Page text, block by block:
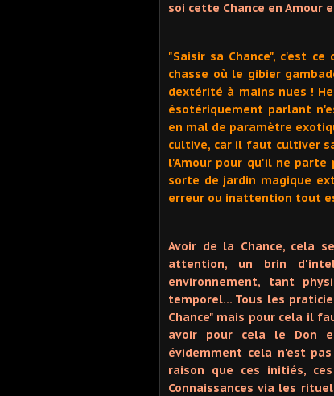
soi cette Chance en Amour
"Saisir sa Chance", c'est
chasse où le gibier
dextérité à mains nues !
ésotériquement parlant
en mal de paramètre
cultive, car il faut cultiver
l'Amour pour qu'il ne parte
sorte de jardin magique
erreur ou inattention tout
Avoir de la Chance, cela
attention, un brin
environnement, tant
temporel… Tous les
Chance" mais pour cela il
avoir pour cela le Don
évidemment cela n'est
raison que ces initiés,
Connaissances via les